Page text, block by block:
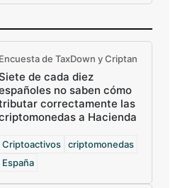
Encuesta de TaxDown y Criptan
de cada diez
no saben cómo
correctamente las
a Hacienda
Criptoactivos
criptomonedas
España